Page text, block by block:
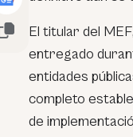
El titular del MEF,
entregado
entidades
completo
de